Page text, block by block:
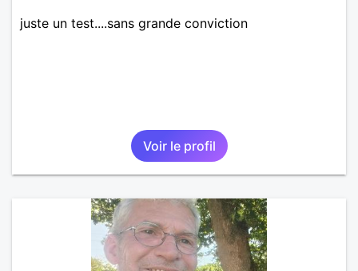
juste un test....sans grande conviction
Voir le profil